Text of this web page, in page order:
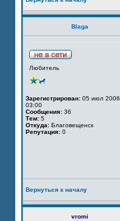
Blaga
Любитель
Зарегистрирован: 05 июл 2006,
03:00
Сообщения: 36
Тем: 5
Откуда: Благовещенск
Репутация: 0
Вернуться к началу
vromi